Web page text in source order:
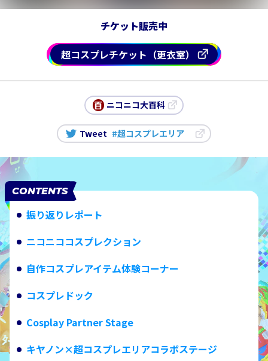
チケット販売中
超コスプレチケット（更衣室）
ニコニコ大百科
Tweet #超コスプレエリア
CONTENTS
振り返りレポート
ニコニココスプレクション
自作コスプレアイテム体験コーナー
コスプレドック
Cosplay Partner Stage
キヤノン×超コスプレエリアコラボステージ